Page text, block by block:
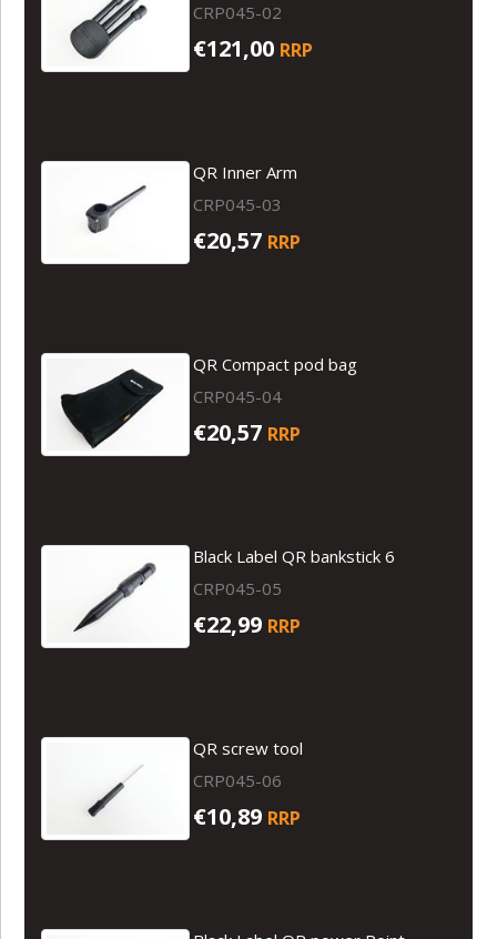
CRP045-02
€121,00 RRP
QR Inner Arm
CRP045-03
€20,57 RRP
QR Compact pod bag
CRP045-04
€20,57 RRP
Black Label QR bankstick 6
CRP045-05
€22,99 RRP
QR screw tool
CRP045-06
€10,89 RRP